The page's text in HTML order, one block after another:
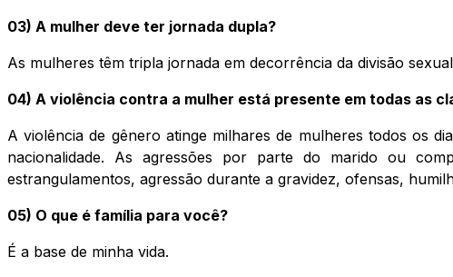
03) A mulher deve ter jornada dupla?
As mulheres têm tripla jornada em decorrência da divisão
04) A violência contra a mulher está presente em todas as
A violência de gênero atinge milhares de mulheres todos os
nacionalidade. As agressões por parte do marido ou
estrangulamentos, agressão durante a gravidez, ofensas,
05) O que é família para você?
É a base de minha vida.